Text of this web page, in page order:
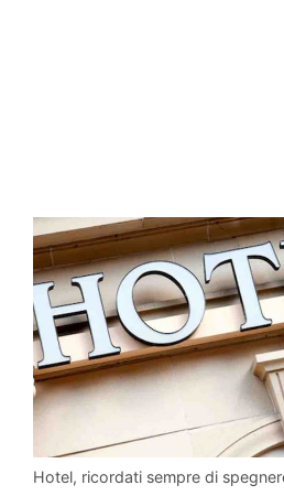
Hotel, ricordati sempre di